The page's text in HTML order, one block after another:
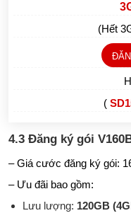
(Hết
(
4.3Đăng ký gói
– Giá cước đăng ký gói:
– Ưu đãi bao gồm:
Lưu lượng: 120GB